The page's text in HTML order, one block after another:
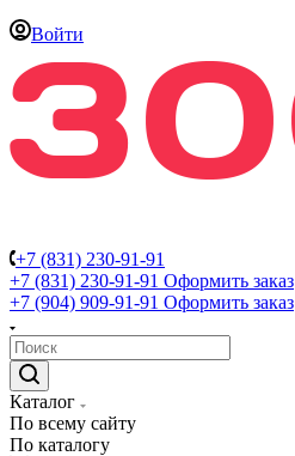
Войти
+7 (831) 230-91-91
+7 (831) 230-91-91 Оформить заказ
+7 (904) 909-91-91 Оформить заказ
Каталог
По всему сайту
По каталогу